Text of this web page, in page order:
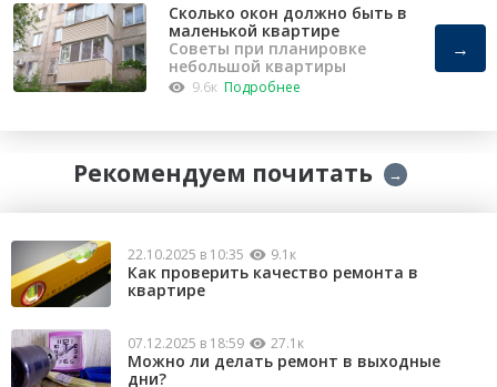
Сколько окон должно быть в
маленькой квартире
Советы при планировке
небольшой квартиры
9.6к Подробнее
→
Рекомендуем почитать →
22.10.2025 в 10:35 9.1к
Как проверить качество ремонта в
квартире
07.12.2025 в 18:59 27.1к
Можно ли делать ремонт в выходные
дни?